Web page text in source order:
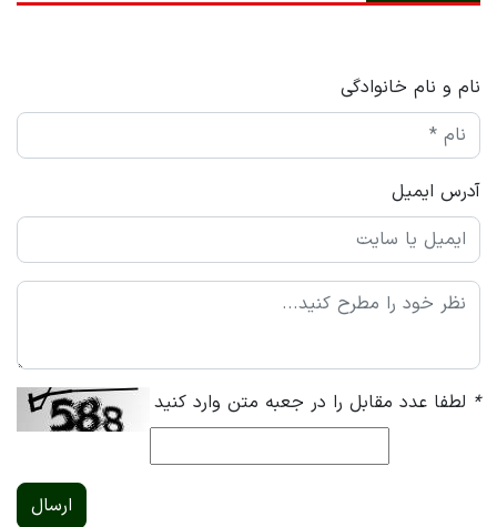
نام و نام خانوادگی
آدرس ایمیل
* لطفا عدد مقابل را در جعبه متن وارد کنید
ارسال